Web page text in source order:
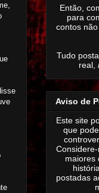
Então,
para
contos
Tudo
real,
Aviso de
Este site
que
maiores
postadas